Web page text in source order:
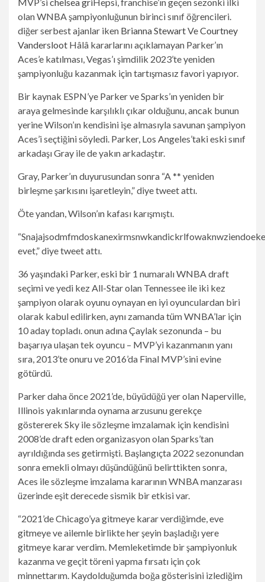
olan WNBA şampiyonluğunun birinci sınıf öğrencileri.
diğer serbest ajanlar iken Brianna StewartVeCourtney
Vandersloot Hâlâ kararlarını açıklamayan Parker’ın
Aces’e katılması, Vegas’ı şimdilik 2023’te yeniden
şampiyonluğu kazanmak için tartışmasız favori yapıyor.
Bir kaynak ESPN’ye Parker ve Sparks’ın yeniden bir
araya gelmesinde karşılıklı çıkar olduğunu, ancak bunun
yerine Wilson’ın kendisini işe almasıyla savunan şampiyon
Aces’i seçtiğini söyledi. Parker, Los Angeles’taki eski sınıf
arkadaşı Gray ile de yakın arkadaştır.
Gray, Parker’ın duyurusundan sonra “A ** yeniden
birleşme şarkısını işaretleyin,” diye tweet attı.
Öte yandan, Wilson’ın kafası karışmıştı.
“Snajajsodmfmdoskanexirmsnwkandickrlfowaknwziendoeke
evet,” diye tweet attı.
36 yaşındaki Parker, eski bir 1 numaralı WNBA draft
seçimi ve yedi kez All-Star olan Tennessee ile iki kez
şampiyon olarak oyunu oynayan en iyi oyunculardan biri
olarak kabul edilirken, aynı zamanda tüm WNBA’lar için
10 aday topladı. onun adına Çaylak sezonunda – bu
başarıya ulaşan tek oyuncu – MVP’yi kazanmanın yanı
sıra, 2013’te onuru ve 2016’da Final MVP’sini evine
götürdü.
Parker daha önce 2021’de, büyüdüğü yer olan Naperville,
Illinois yakınlarında oynama arzusunu gerekçe
göstererek Sky ile sözleşme imzalamak için kendisini
2008’de draft eden organizasyon olan Sparks’tan
ayrıldığında ses getirmişti. Başlangıçta 2022 sezonundan
sonra emekli olmayı düşündüğünü belirttikten sonra,
Aces ile sözleşme imzalama kararının WNBA manzarası
üzerinde eşit derecede sismik bir etkisi var.
“2021’de Chicago’ya gitmeye karar verdiğimde, eve
gitmeye ve ailemle birlikte her şeyin başladığı yere
gitmeye karar verdim. Memleketimde bir şampiyonluk
kazanma ve geçit töreni yapma fırsatı için çok
minnettarım. Kaydolduğumda boğa gösterisini izlediğim